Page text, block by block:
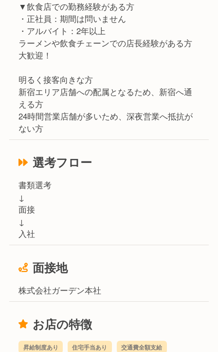
▼飲食店での勤務経験がある方
・正社員：期間は問いません
・アルバイト：2年以上
ラーメンや飲食チェーンでの店長経験がある方
大歓迎！
明るく接客向きな方
新宿エリア店舗への配属となるため、新宿へ通
える方
24時間営業店舗が多いため、深夜営業へ抵抗が
ない方
選考フロー
書類選考
↓
面接
↓
入社
面接地
株式会社ガーデン本社
お店の特徴
昇給制度あり 住宅手当あり 交通費全額支給